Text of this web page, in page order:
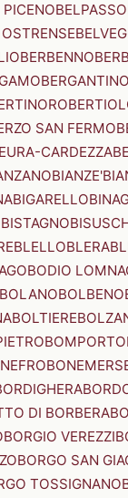
BELPASSO
BERBENNO
BERGANTINO
SAN FERMO
CARDEZZA
BIANZE'
BIGARELLO
BISTAGNO
BLELLOBLERA
BODIO
BOLANOBOLBENO
BOLTIERE
BOMPORTO
DI BORBERA
BORGIO VEREZZI
BORGO SAN
TOSSIGNANO